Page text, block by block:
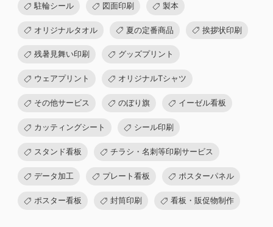
駐輪シール 図面印刷 製本
オリジナルタオル 夏の定番商品 挨拶状印刷
残暑見舞い印刷 グッズプリント
ウェアプリント オリジナルTシャツ
その他サービス のぼり旗 イーゼル看板
カッティングシート シール印刷
スタンド看板 チラシ・名刺等印刷サービス
データ加工 プレート看板 ポスターパネル
ポスター看板 封筒印刷 看板・販促物制作